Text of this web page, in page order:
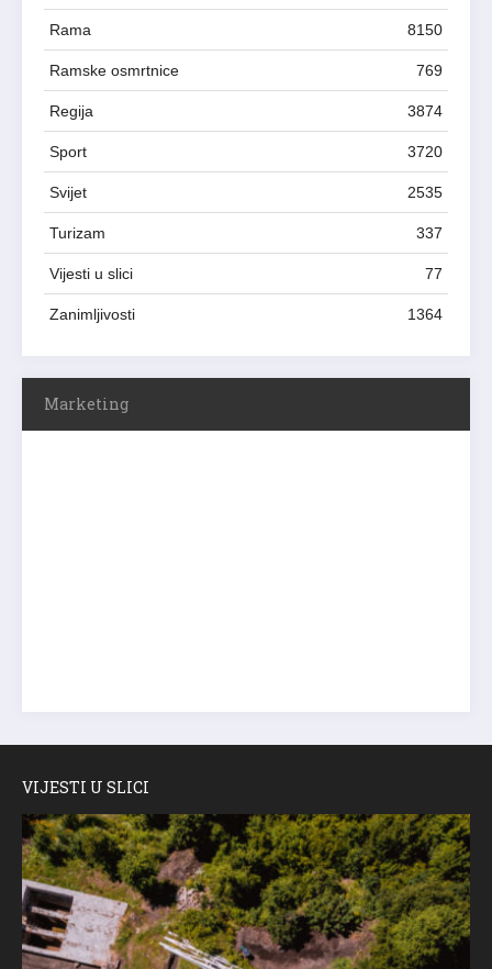
Rama 8150
Ramske osmrtnice 769
Regija 3874
Sport 3720
Svijet 2535
Turizam 337
Vijesti u slici 77
Zanimljivosti 1364
Marketing
VIJESTI U SLICI